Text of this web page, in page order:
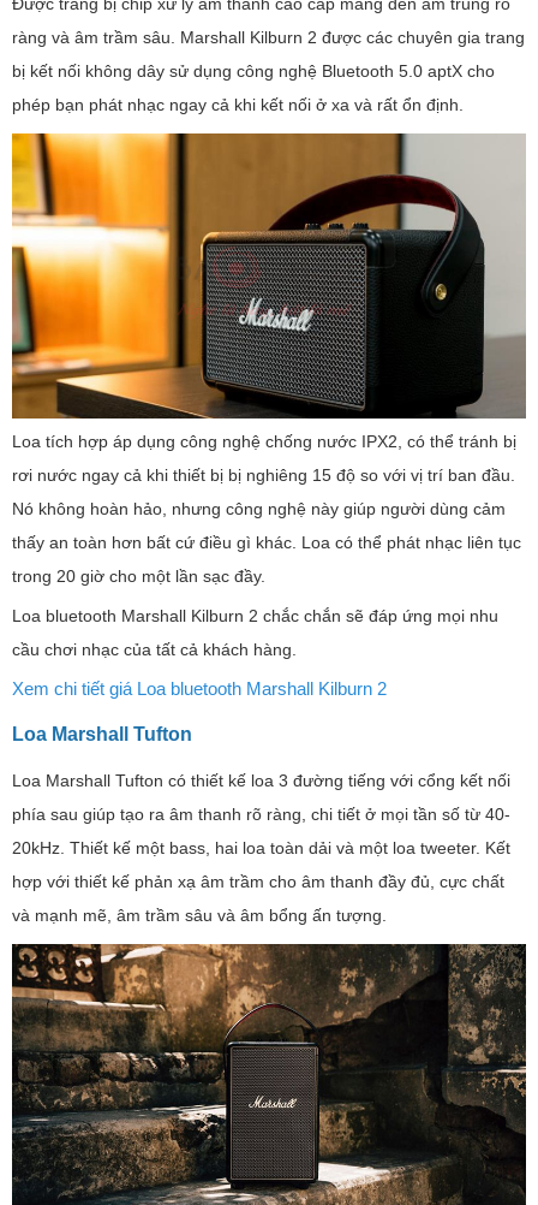
ràng và âm trầm sâu. Marshall Kilburn 2 được các chuyên gia trang
bị kết nối không dây sử dụng công nghệ Bluetooth 5.0 aptX cho
phép bạn phát nhạc ngay cả khi kết nối ở xa và rất ổn định.
Loa tích hợp áp dụng công nghệ chống nước IPX2, có thể tránh bị
rơi nước ngay cả khi thiết bị bị nghiêng 15 độ so với vị trí ban đầu.
Nó không hoàn hảo, nhưng công nghệ này giúp người dùng cảm
thấy an toàn hơn bất cứ điều gì khác. Loa có thể phát nhạc liên tục
trong 20 giờ cho một lần sạc đầy.
Loa bluetooth Marshall Kilburn 2 chắc chắn sẽ đáp ứng mọi nhu
cầu chơi nhạc của tất cả khách hàng.
Xem chi tiết giá Loa bluetooth Marshall Kilburn 2
Loa Marshall Tufton
Loa Marshall Tufton có thiết kế loa 3 đường tiếng với cổng kết nối
phía sau giúp tạo ra âm thanh rõ ràng, chi tiết ở mọi tần số từ 40-
20kHz. Thiết kế một bass, hai loa toàn dải và một loa tweeter. Kết
hợp với thiết kế phản xạ âm trầm cho âm thanh đầy đủ, cực chất
và mạnh mẽ, âm trầm sâu và âm bổng ấn tượng.